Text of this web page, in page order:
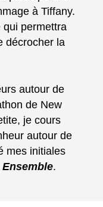
à Tiffany.
qui permettra
décrocher la
autour de
de New
je cours
autour de
mes initiales
Ensemble.